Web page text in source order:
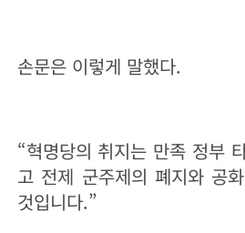
손문은 이렇게 말했다.
“혁명당의 취지는 만족 정부
고 전제 군주제의 폐지와 공
것입니다.”